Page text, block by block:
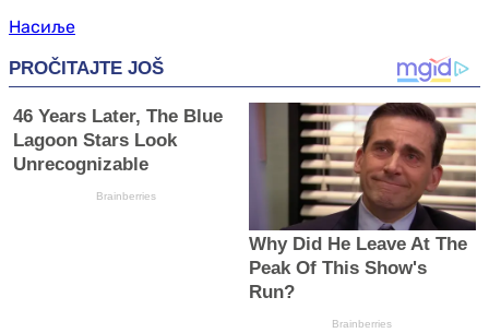
Насиље